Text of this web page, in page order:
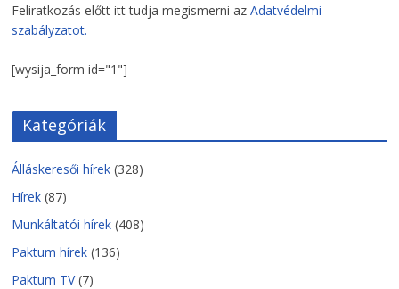
Feliratkozás előtt itt tudja megismerni azAdatvédelmi
szabályzatot.
[wysija_form id="1"]
Kategóriák
Álláskeresői hírek (328)
Hírek (87)
Munkáltatói hírek (408)
Paktum hírek (136)
Paktum TV(7)